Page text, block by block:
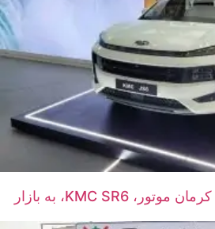
شاسی‌بلند جدید و جذاب کرمان موتور، KMC SR6، به بازار